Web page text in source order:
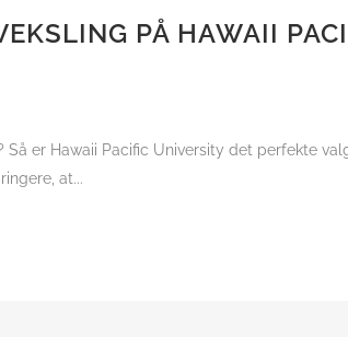
PÅ HAWAII
er Hawaii Pacific University det perfekte
at...